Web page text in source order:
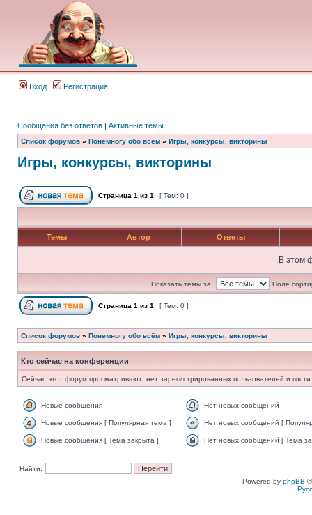
Вход Регистрация
Сообщения без ответов | Активные темы
Список форумов » Понемногу обо всём » Игры, конкурсы, викторины
Игры, конкурсы, викторины
Страница 1 из 1 [ Тем: 0 ]
Темы Автор Ответы
В этом
Показать темы за: Поле
Страница 1 из 1 [ Тем: 0 ]
Список форумов » Понемногу обо всём » Игры, конкурсы, викторины
Кто сейчас на конференции
Сейчас этот форум просматривают: нет зарегистрированных пользователей и
Новые сообщения Нет новых сообщений
Новые сообщения [ Популярная тема ] Нет новых сообщений [
Новые сообщения [ Тема закрыта ] Нет новых сообщений [ Тема
Найти:
Powered by phpBB